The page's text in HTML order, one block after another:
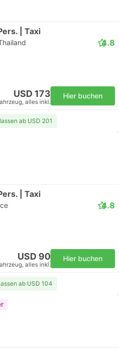
| Taxi
4.8
USD 173
alles inkl.
Hier buchen
ab USD 201
| Taxi
4.8
USD 90
alles inkl.
Hier buchen
ab USD 104